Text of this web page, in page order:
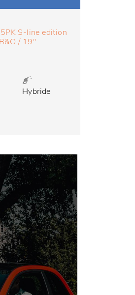
S-line edition
/ 19"
Hybride